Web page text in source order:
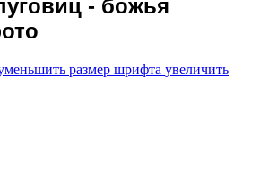
- божья
размер шрифта увеличить